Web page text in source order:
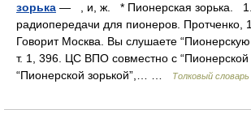
зорька — , и, ж. * Пионерская зорька. 1.
радиопередачи для пионеров.
Говорит Москва. Вы слушаете “Пионерскую
т. 1, 396. ЦС ВПО совместно с “Пионерской
“Пионерской зорькой”,… …
Толковый